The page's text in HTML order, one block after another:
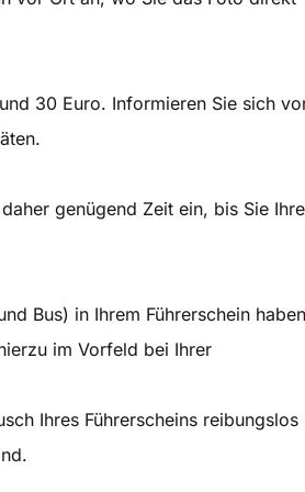
30 Euro. Informieren Sie sich
genügend Zeit ein, bis Sie
Bus) in Ihrem Führerschein
im Vorfeld bei Ihrer
Ihres Führerscheins reibungslos